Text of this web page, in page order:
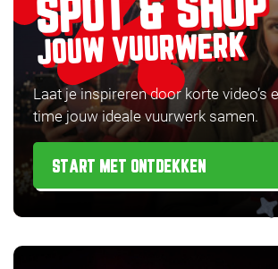
SPOT & SHOP
JOUW VUURWERK
Laat je inspireren door korte video’s
time jouw ideale vuurwerk samen.
START MET ONTDEKKEN